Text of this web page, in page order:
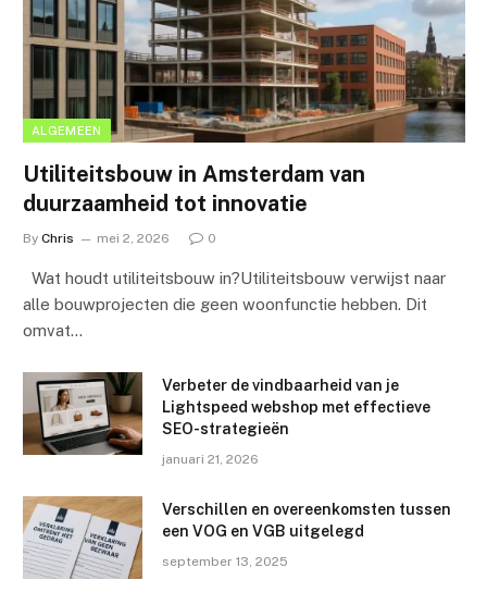
ALGEMEEN
Utiliteitsbouw in Amsterdam van
duurzaamheid tot innovatie
By Chris mei 2, 2026 0
Wat houdt utiliteitsbouw in?Utiliteitsbouw verwijst naar
alle bouwprojecten die geen woonfunctie hebben. Dit
omvat…
Verbeter de vindbaarheid van je
Lightspeed webshop met effectieve
SEO-strategieën
januari 21, 2026
Verschillen en overeenkomsten tussen
een VOG en VGB uitgelegd
september 13, 2025